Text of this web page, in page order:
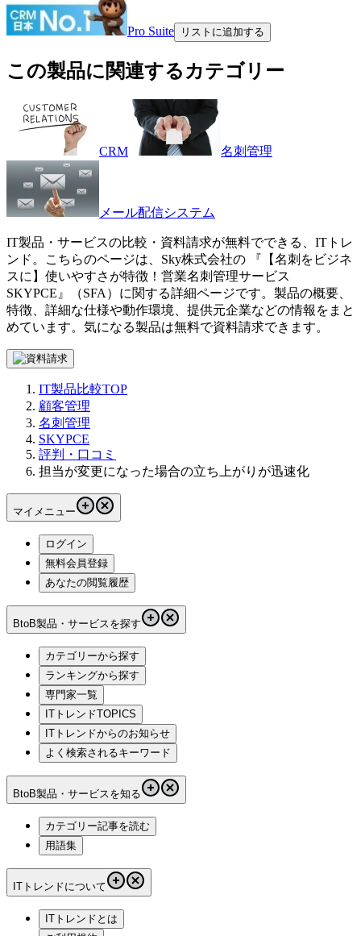
Pro Suite リストに追加する
この製品に関連するカテゴリー
CRM 名刺管理
メール配信システム
IT製品・サービスの比較・資料請求が無料でできる、ITトレ
ンド。こちらのページは、 Sky株式会社の 『 【名刺をビジネ
スに】使いやすさが特徴！営業名刺管理サービス
SKYPCE』（SFA）に関する詳細ページです。製品の概要、
特徴、詳細な仕様や動作環境、提供元企業などの情報をまと
めています。気になる製品は無料で資料請求できます。
IT製品比較TOP
顧客管理
名刺管理
SKYPCE
評判・口コミ
担当が変更になった場合の立ち上がりが迅速化
マイメニュー
ログイン
無料会員登録
あなたの閲覧履歴
BtoB製品・サービスを探す
カテゴリーから探す
ランキングから探す
専門家一覧
ITトレンドTOPICS
ITトレンドからのお知らせ
よく検索されるキーワード
BtoB製品・サービスを知る
カテゴリー記事を読む
用語集
ITトレンドについて
ITトレンドとは